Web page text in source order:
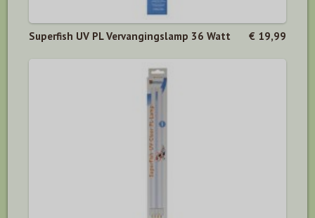
Superfish UV PL Vervangingslamp 36 Watt € 19,99